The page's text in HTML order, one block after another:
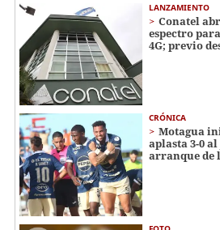
LANZAMIENTO
Conatel
espectro
4G; previo
CRÓNICA
Motagua
aplasta 3-0
arranque de